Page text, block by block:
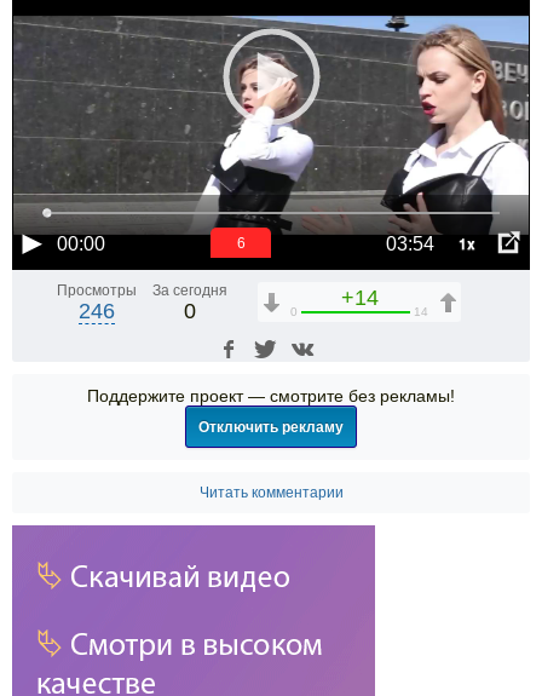
00:00 03:54 1x
6
Просмотры
246
За сегодня
0
+14
0 14
Поддержите проект — смотрите без рекламы!
Отключить рекламу
Читать комментарии